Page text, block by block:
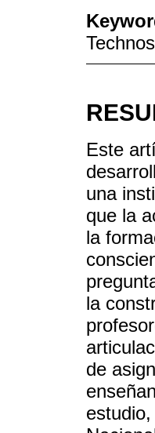
Este
una
que la
la
la
de